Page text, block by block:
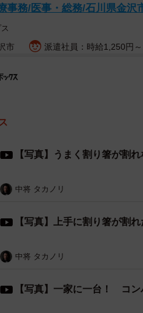
めている。
タ
ヤシバタ(KAZUYA SHIBATA)
うとしてささくれだったり、
思う。その点、この全自動割
を割ることができる。ただし
のこの発明に対し、SNSユー
の姉はたこ焼き半分にしよう
雅な音楽とか流したら、優雅
事務/医事・総務/石川県金沢
市 派遣社員：時給1,250円
【写真】うまく割り箸が割
中将 タカノリ
【写真】上手に割り箸が割
中将 タカノリ
【写真】一家に一台！ コ